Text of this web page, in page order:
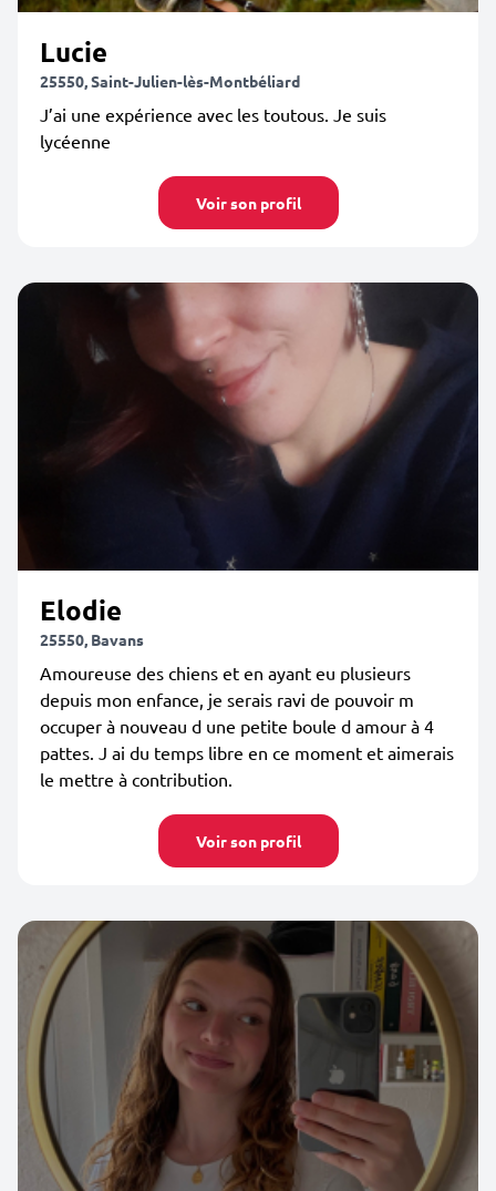
Lucie
25550, Saint-Julien-lès-Montbéliard
J’ai une expérience avec les toutous. Je suis
lycéenne
Voir son profil
Elodie
25550, Bavans
Amoureuse des chiens et en ayant eu plusieurs
depuis mon enfance, je serais ravi de pouvoir m
occuper à nouveau d une petite boule d amour à 4
pattes. J ai du temps libre en ce moment et aimerais
le mettre à contribution.
Voir son profil